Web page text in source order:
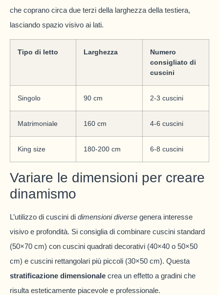
che coprano circa due terzi della larghezza della testiera,
lasciando spazio visivo ai lati.
Tipo di letto Larghezza
Numero
consigliato di
cuscini
Singolo 90 cm 2-3 cuscini
Matrimoniale 160 cm 4-6 cuscini
King size 180-200 cm 6-8 cuscini
Variare le dimensioni per creare
dinamismo
L’utilizzo di cuscini di dimensioni diverse genera interesse
visivo e profondità. Si consiglia di combinare cuscini standard
(50×70 cm) con cuscini quadrati decorativi (40×40 o 50×50
cm) e cuscini rettangolari più piccoli (30×50 cm). Questa
stratificazione dimensionale crea un effetto a gradini che
risulta esteticamente piacevole e professionale.